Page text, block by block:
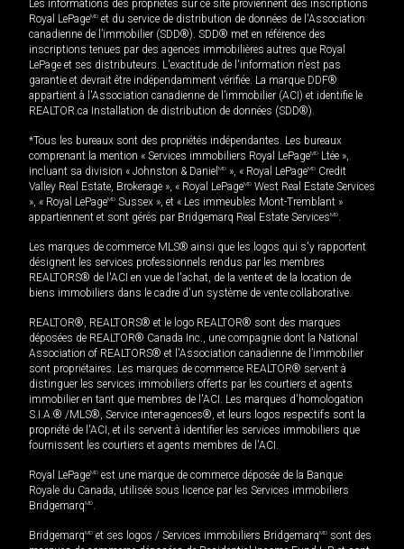
Les informations des propriétés sur ce site proviennent des inscriptions
Royal LePageMD et du service de distribution de données de l'Association
canadienne de l’immobilier (SDD®). SDD® met en référence des
inscriptions tenues par des agences immobilières autres que Royal
LePage et ses distributeurs. L'exactitude de l'information n'est pas
garantie et devrait être indépendamment vérifiée. La marque DDF®
appartient à l'Association canadienne de l’immobilier (ACI) et identifie le
REALTOR.ca Installation de distribution de données (SDD®).
*Tous les bureaux sont des propriétés indépendantes. Les bureaux
comprenant la mention « Services immobiliers Royal LePageMD Ltée »,
incluant sa division « Johnston & Daniel MD », « Royal LePageMD Credit
Valley Real Estate, Brokerage », « Royal LePageMD West Real Estate Services
», « Royal LePageMD Sussex », et « Les immeubles Mont-Tremblant »
appartiennent et sont gérés par Bridgemarq Real Estate ServicesMD.
Les marques de commerce MLS® ainsi que les logos qui s'y rapportent
désignent les services professionnels rendus par les membres
REALTORS® de l'ACI en vue de l'achat, de la vente et de la location de
biens immobiliers dans le cadre d'un système de vente collaborative.
REALTOR®, REALTORS® et le logo REALTOR® sont des marques
déposées de REALTOR® Canada Inc., une compagnie dont la National
Association of REALTORS® et l'Association canadienne de l’immobilier
sont propriétaires. Les marques de commerce REALTOR® servent à
distinguer les services immobiliers offerts par les courtiers et agents
immobilier en tant que membres de l'ACI. Les marques d'homologation
S.I.A.® /MLS®, Service inter-agences®, et leurs logos respectifs sont la
propriété de l'ACI, et ils servent à identifier les services immobiliers que
fournissent les courtiers et agents membres de l'ACI.
Royal LePageMD est une marque de commerce déposée de la Banque
Royale du Canada, utilisée sous licence par les Services immobiliers
BridgemarqMD.
BridgemarqMD et ses logos / Services immobiliers BridgemarqMD sont des